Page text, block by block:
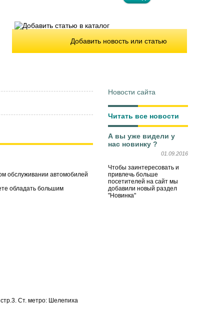
Добавить новость или статью
обслуживании автомобилей
обладать большим
Ст. метро: Шелепиха
Новости сайта
Читать все новости
А вы уже видели у
нас новинку ?
01.09.2016
Чтобы заинтересовать и
привлечь больше
посетителей на сайт мы
добавили новый раздел
"Новинка"